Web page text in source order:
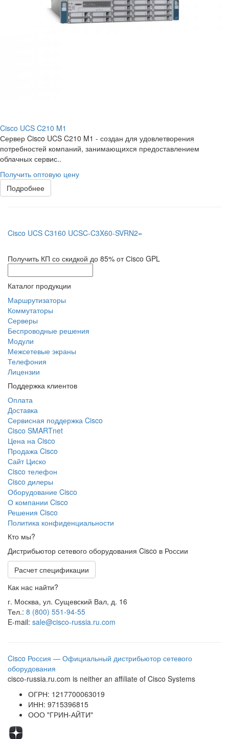
Cisco UCS C210 M1
Сервер Cisco UCS C210 M1 - создан для удовлетворения
потребностей компаний, занимающихся предоставлением
облачных сервис..
Получить оптовую цену
Подробнее
Cisco UCS C3160 UCSC-C3X60-SVRN2=
Получить КП со скидкой до 85% от Сisco GPL
Каталог продукции
Маршрутизаторы
Коммутаторы
Серверы
Беспроводные решения
Модули
Межсетевые экраны
Телефония
Лицензии
Поддержка клиентов
Оплата
Доставка
Сервисная поддержка Cisco
Cisco SMARTnet
Цена на Cisco
Продажа Cisco
Сайт Циско
Сisco телефон
Cisco дилеры
Оборудование Cisco
О компании Cisco
Решения Cisco
Политика конфиденциальности
Кто мы?
Дистрибьютор сетевого оборудования Cisco в России
Расчет спецификации
Как нас найти?
г. Москва, ул. Сущевский Вал, д. 16
Тел.: 8 (800) 551-94-55
E-mail: sale@cisco-russia.ru.com
Cisco Россия — Официальный дистрибьютор сетевого
оборудования
cisco-russia.ru.com is neither an affiliate of Cisco Systems
ОГРН: 1217700063019
ИНН: 9715396815
ООО "ГРИН-АЙТИ"